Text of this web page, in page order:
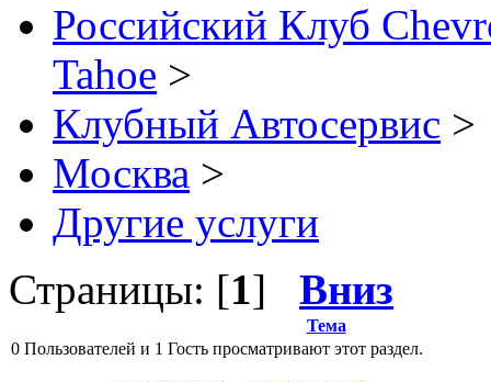
Российский Клуб
Tahoe >
Клубный Автосервис >
Москва >
Другие услуги
Страницы: [1] Вниз
Тема
0 Пользователей и 1 Гость просматривают этот раздел.